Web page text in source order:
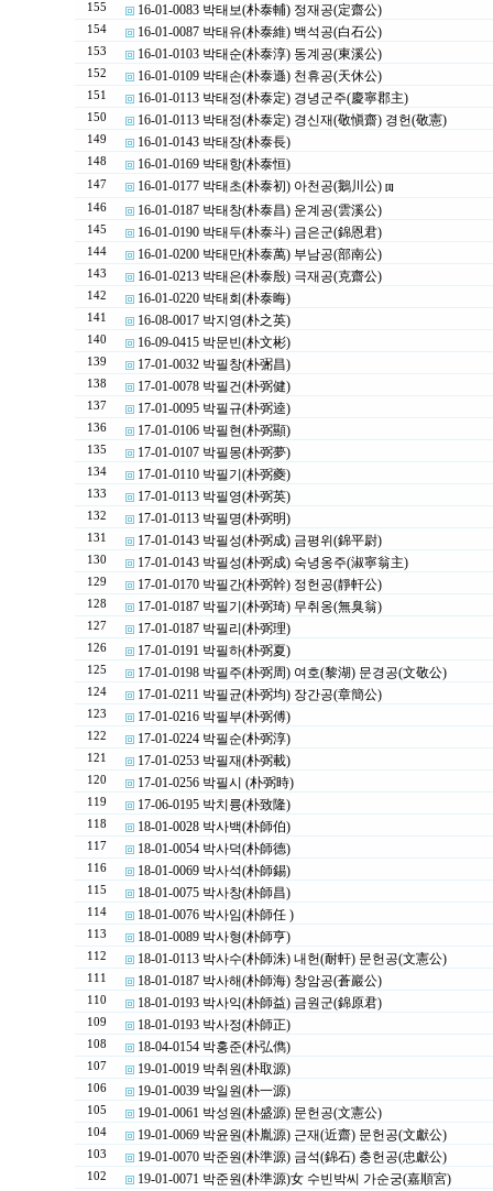
155 16-01-0083 박태보(朴泰輔) 정재공(定齋公)
154 16-01-0087 박태유(朴泰維) 백석공(白石公)
153 16-01-0103 박태순(朴泰淳) 동계공(東溪公)
152 16-01-0109 박태손(朴泰遜) 천휴공(天休公)
151 16-01-0113 박태정(朴泰定) 경녕군주(慶寧郡主)
150 16-01-0113 박태정(朴泰定) 경신재(敬愼齋) 경헌(敬憲)
149 16-01-0143 박태장(朴泰長)
148 16-01-0169 박태항(朴泰恒)
147 16-01-0177 박태초(朴泰初) 아천공(鵝川公) [1]
146 16-01-0187 박태창(朴泰昌) 운계공(雲溪公)
145 16-01-0190 박태두(朴泰斗) 금은군(錦恩君)
144 16-01-0200 박태만(朴泰萬) 부남공(部南公)
143 16-01-0213 박태은(朴泰殷) 극재공(克齋公)
142 16-01-0220 박태회(朴泰晦)
141 16-08-0017 박지영(朴之英)
140 16-09-0415 박문빈(朴文彬)
139 17-01-0032 박필창(朴弻昌)
138 17-01-0078 박필건(朴弼健)
137 17-01-0095 박필규(朴弼逵)
136 17-01-0106 박필현(朴弼顯)
135 17-01-0107 박필몽(朴弼夢)
134 17-01-0110 박필기(朴弼夔)
133 17-01-0113 박필영(朴弼英)
132 17-01-0113 박필명(朴弼明)
131 17-01-0143 박필성(朴弼成) 금평위(錦平尉)
130 17-01-0143 박필성(朴弼成) 숙녕옹주(淑寧翁主)
129 17-01-0170 박필간(朴弼幹) 정헌공(靜軒公)
128 17-01-0187 박필기(朴弼琦) 무취옹(無臭翁)
127 17-01-0187 박필리(朴弼理)
126 17-01-0191 박필하(朴弼夏)
125 17-01-0198 박필주(朴弼周) 여호(黎湖) 문경공(文敬公)
124 17-01-0211 박필균(朴弼均) 장간공(章簡公)
123 17-01-0216 박필부(朴弼傅)
122 17-01-0224 박필순(朴弼淳)
121 17-01-0253 박필재(朴弼載)
120 17-01-0256 박필시 (朴弼時)
119 17-06-0195 박치륭(朴致隆)
118 18-01-0028 박사백(朴師伯)
117 18-01-0054 박사덕(朴師德)
116 18-01-0069 박사석(朴師錫)
115 18-01-0075 박사창(朴師昌)
114 18-01-0076 박사임(朴師任 )
113 18-01-0089 박사형(朴師亨)
112 18-01-0113 박사수(朴師洙) 내헌(耐軒) 문헌공(文憲公)
111 18-01-0187 박사해(朴師海) 창암공(蒼巖公)
110 18-01-0193 박사익(朴師益) 금원군(錦原君)
109 18-01-0193 박사정(朴師正)
108 18-04-0154 박홍준(朴弘儁)
107 19-01-0019 박취원(朴取源)
106 19-01-0039 박일원(朴一源)
105 19-01-0061 박성원(朴盛源) 문헌공(文憲公)
104 19-01-0069 박윤원(朴胤源) 근재(近齋) 문헌공(文獻公)
103 19-01-0070 박준원(朴準源) 금석(錦石) 충헌공(忠獻公)
102 19-01-0071 박준원(朴準源)女 수빈박씨 가순궁(嘉順宮)